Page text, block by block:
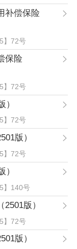
补偿保险
】72号
保险
】72号
】72号
版）
】72号
】140号
版）
】72号
版）